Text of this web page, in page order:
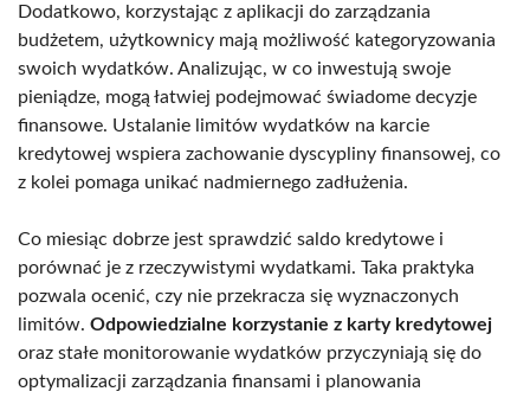
Dodatkowo, korzystając z aplikacji do zarządzania
budżetem, użytkownicy mają możliwość kategoryzowania
swoich wydatków. Analizując, w co inwestują swoje
pieniądze, mogą łatwiej podejmować świadome decyzje
finansowe. Ustalanie limitów wydatków na karcie
kredytowej wspiera zachowanie dyscypliny finansowej, co
z kolei pomaga unikać nadmiernego zadłużenia.
Co miesiąc dobrze jest sprawdzić saldo kredytowe i
porównać je z rzeczywistymi wydatkami. Taka praktyka
pozwala ocenić, czy nie przekracza się wyznaczonych
limitów. Odpowiedzialne korzystanie z karty kredytowej
oraz stałe monitorowanie wydatków przyczyniają się do
optymalizacji zarządzania finansami i planowania